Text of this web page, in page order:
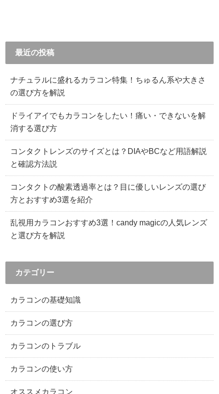
最近の投稿
ナチュラルに盛れるカラコン特集！ちゅるん系や大きさ
の選び方を解説
ドライアイでもカラコンをしたい！痛い・できないを解
消する選び方
コンタクトレンズのサイズとは？DIAやBCなど用語解説
と確認方法説
コンタクトの酸素透過率とは？目に優しいレンズの選び
方とおすすめ3選を紹介
乱視用カラコンおすすめ3選！candy magicの人気レンズ
と選び方を解説
カテゴリー
カラコンの基礎知識
カラコンの選び方
カラコンのトラブル
カラコンの使い方
オススメカラコン